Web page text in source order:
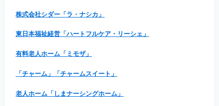
株式会社シダー「ラ・ナシカ」
東日本福祉経営「ハートフルケア・リーシェ」
有料老人ホーム「ミモザ」
「チャーム」「チャームスイート」
老人ホーム「しまナーシングホーム」